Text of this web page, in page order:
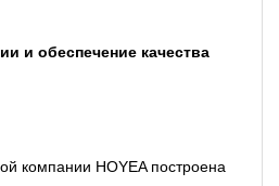
и обеспечение качества
компании HOYEA построена